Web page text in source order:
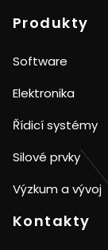
Produkty
Software
Elektronika
Řídicí systémy
Silové prvky
Výzkum a vývoj
Kontakty